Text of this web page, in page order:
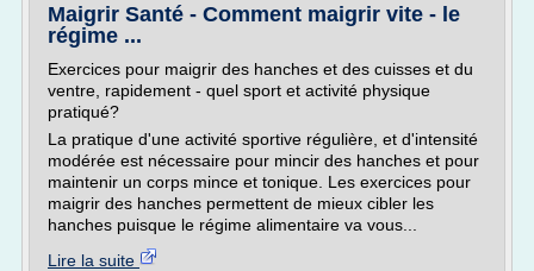
Maigrir Santé - Comment maigrir vite - le
régime ...
Exercices pour maigrir des hanches et des cuisses et du
ventre, rapidement - quel sport et activité physique
pratiqué?
La pratique d'une activité sportive régulière, et d'intensité
modérée est nécessaire pour mincir des hanches et pour
maintenir un corps mince et tonique. Les exercices pour
maigrir des hanches permettent de mieux cibler les
hanches puisque le régime alimentaire va vous...
Lire la suite